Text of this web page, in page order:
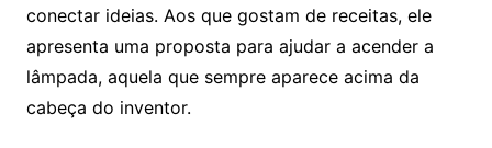
conectar ideias. Aos que gostam de receitas, ele
apresenta uma proposta para ajudar a acender a
lâmpada, aquela que sempre aparece acima da
cabeça do inventor.